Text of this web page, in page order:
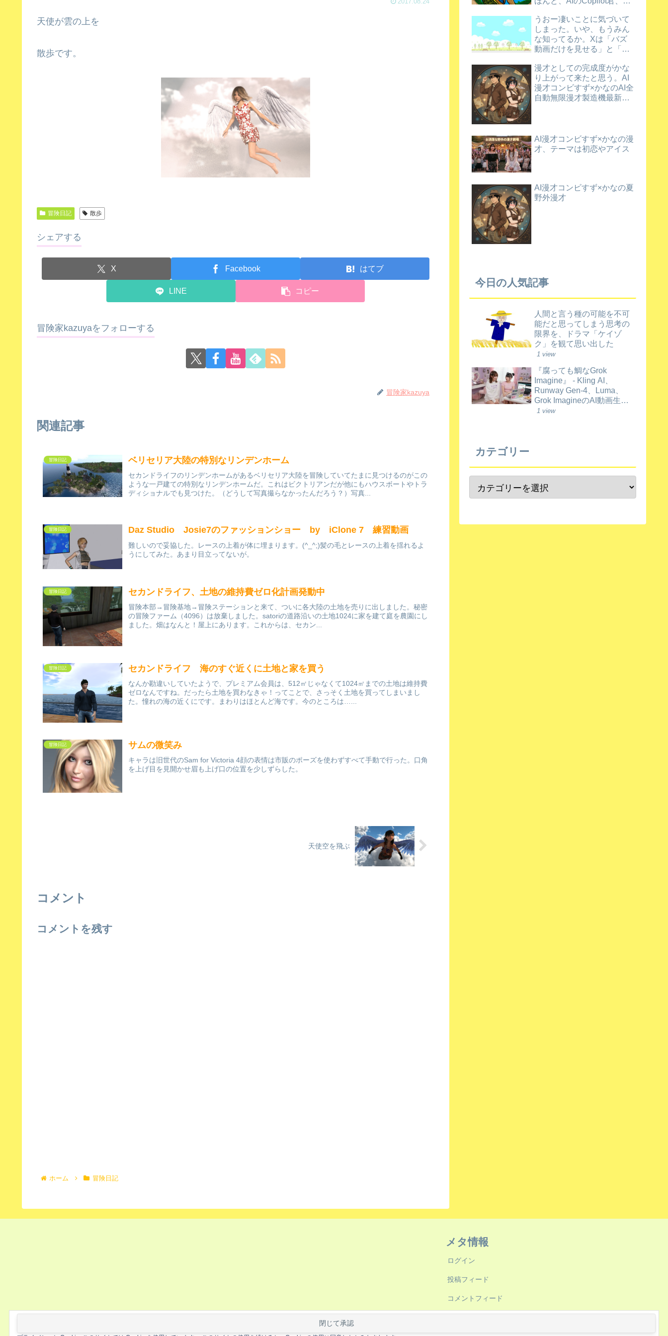
2017.08.24
天使が雲の上を
散歩です。
冒険日記 散歩
シェアする
X Facebook はてブ
LINE コピー
冒険家kazuyaをフォローする
冒険家kazuya
関連記事
冒険日記 ベリセリア大陸の特別なリンデンホーム
セカンドライフのリンデンホームがあるベリセリア大陸を冒険していてたまに見つけるのがこの
ような一戸建ての特別なリンデンホームだ。これはビクトリアンだが他にもハウスボートやトラ
ディショナルでも見つけた。（どうして写真撮らなかったんだろう？）写真...
冒険日記 Daz Studio Josie7のファッションショー by iClone 7 練習動画
難しいので妥協した。レースの上着が体に埋まります。(^_^;)髪の毛とレースの上着を揺れるよ
うにしてみた。あまり目立ってないが。
冒険日記 セカンドライフ、土地の維持費ゼロ化計画発動中
冒険本部→冒険基地→冒険ステーションと来て、ついに各大陸の土地を売りに出しました。秘密
の冒険ファーム（4096）は放棄しました。satoriの道路沿いの土地1024に家を建て庭を農園にし
ました。畑はなんと！屋上にあります。これからは、セカン...
冒険日記 セカンドライフ 海のすぐ近くに土地と家を買う
なんか勘違いしていたようで、プレミアム会員は、512㎡じゃなくて1024㎡までの土地は維持費
ゼロなんですね。だったら土地を買わなきゃ！ってことで、さっそく土地を買ってしまいまし
た。憧れの海の近くにです。まわりはほとんど海です。今のところは…...
冒険日記 サムの微笑み
キャラは旧世代のSam for Victoria 4顔の表情は市販のポーズを使わずすべて手動で行った。口角
を上げ目を見開かせ眉も上げ口の位置を少しずらした。
天使空を飛ぶ
コメント
コメントを残す
ホーム 冒険日記
うおー凄いことに気づいて
しまった。いや、もうみん
な知ってるか。Xは「バズ
動画だけを見せる」と「新
せているんだってさ
漫才としての完成度がかな
り上がって来たと思う。AI
漫才コンビすず×かなのAI全
自動無限漫才製造機最新バ
AI漫才コンビすず×かなの漫
才、テーマは初恋やアイス
AI漫才コンビすず×かなの夏
野外漫才
今日の人気記事
人間と言う種の可能を不可
能だと思ってしまう思考の
限界を、ドラマ「ケイゾ
ク」を観て思い出した
1 view
『腐っても鯛なGrok
Imagine』 - Kling AI、
Runway Gen-4、Luma、
Grok ImagineのAI動画生成
比較（2026年6月時点）
1 view
カテゴリー
メタ情報
ログイン
投稿フィード
コメントフィード